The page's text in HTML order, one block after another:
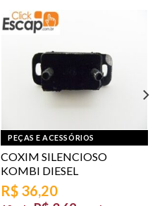
PEÇAS E ACESSÓRIOS
COXIM SILENCIOSO
KOMBI DIESEL
R$ 36,20